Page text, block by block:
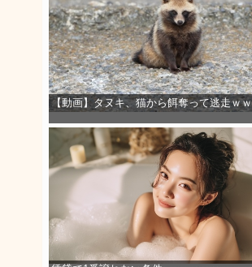
【動画】タヌキ、猫から餌奪って逃走ｗ